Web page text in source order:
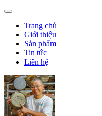
Trang chủ
Giới thiệu
Sản phẩm
Tin tức
Liên hệ